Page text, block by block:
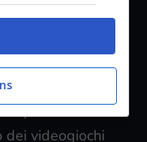
luculliano e i
male, il
caso si può
(il cibo sarebbe
dei videogiochi